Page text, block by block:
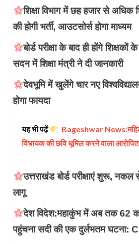
शिक्षा विभाग में छह हजार से अधिक
की होगी भर्ती, आउटसोर्स होगा माध्यम
बोर्ड परीक्षा के बाद ही होंगे
सदन में शिक्षा मंत्री ने दी जानकारी
देवभूमि में खुलेंगे चार नए
होगा फायदा
यह भी पढ़ें
Bageshwar
विधायक की छवि धूमिल करने वाला
उत्तराखंड बोर्ड परीक्षाएं शुरू, नकल
लागू
देश विदेश:महाकुंभ में अब तक 62
पहुंचना सदी की एक दुर्लभतम घटना: